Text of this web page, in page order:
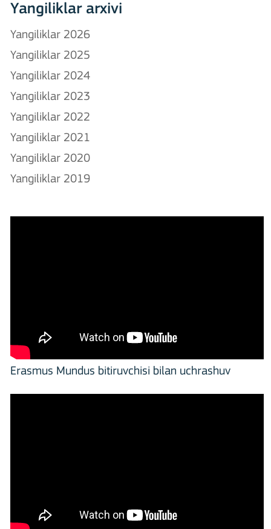
Yangiliklar arxivi
Yangiliklar 2026
Yangiliklar 2025
Yangiliklar 2024
Yangiliklar 2023
Yangiliklar 2022
Yangiliklar 2021
Yangiliklar 2020
Yangiliklar 2019
Erasmus Mundus bitiruvchisi bilan uchrashuv